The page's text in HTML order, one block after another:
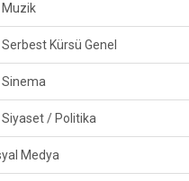
Muzik
Serbest Kürsü Genel
Sinema
Siyaset / Politika
Medya